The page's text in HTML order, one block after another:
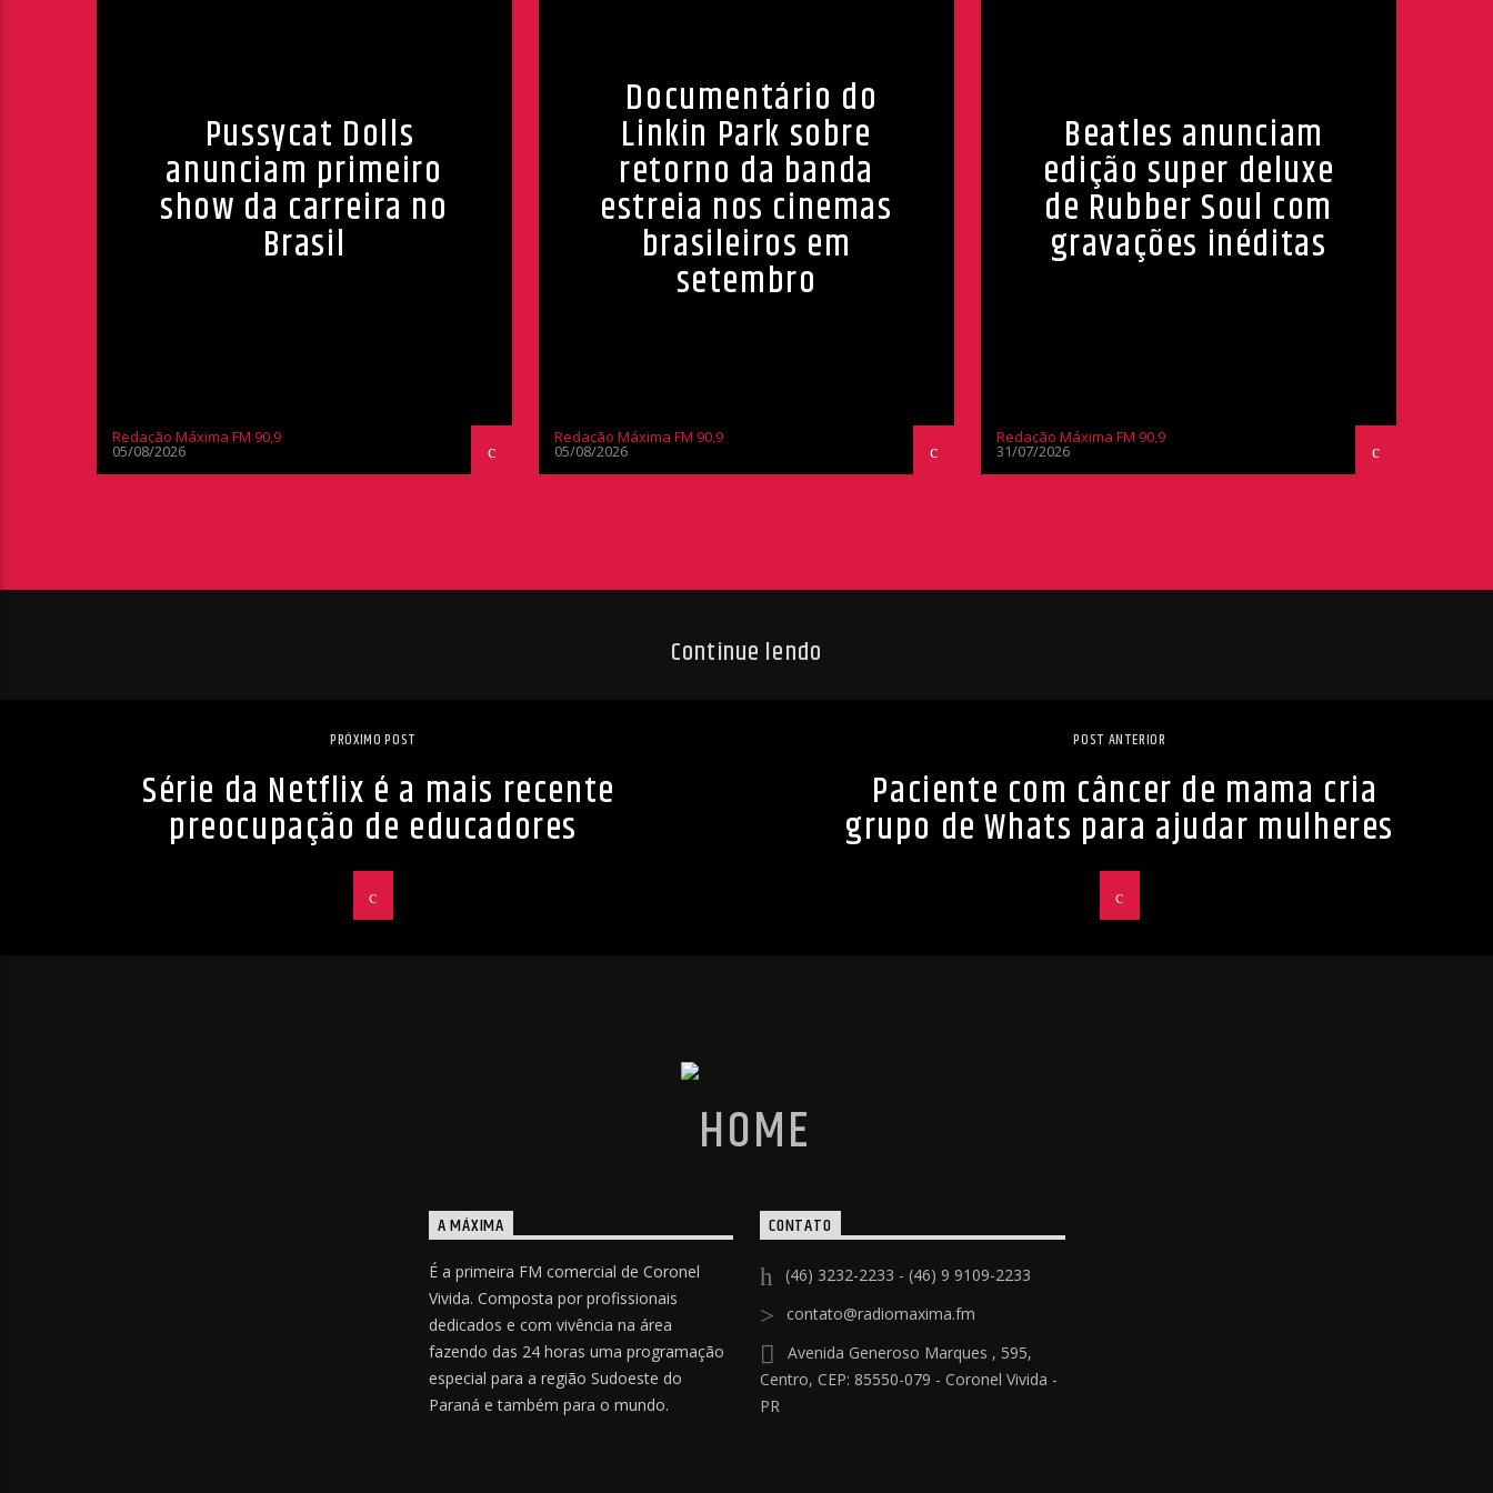
Pussycat Dolls
anunciam primeiro
show da carreira no
Brasil
Redação Máxima FM 90,9
05/08/2026
Documentário do
Linkin Park sobre
retorno da banda
estreia nos cinemas
brasileiros em
setembro
Redação Máxima FM 90,9
05/08/2026
Beatles anunciam
edição super deluxe
de Rubber Soul com
gravações inéditas
Redação Máxima FM 90,9
31/07/2026
Continue lendo
PRÓXIMO POST
Série da Netflix é a mais recente
preocupação de educadores
POST ANTERIOR
Paciente com câncer de mama cria
grupo de Whats para ajudar mulheres
A MÁXIMA
É a primeira FM comercial de Coronel
Vivida. Composta por profissionais
dedicados e com vivência na área
fazendo das 24 horas uma programação
especial para a região Sudoeste do
Paraná e também para o mundo.
CONTATO
(46) 3232-2233 - (46) 9 9109-2233
contato@radiomaxima.fm
Avenida Generoso Marques , 595,
Centro, CEP: 85550-079 - Coronel Vivida -
PR